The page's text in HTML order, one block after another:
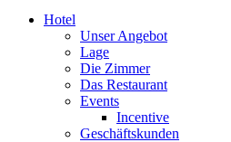
Hotel
Unser Angebot
Lage
Die Zimmer
Das Restaurant
Events
Incentive
Geschäftskunden